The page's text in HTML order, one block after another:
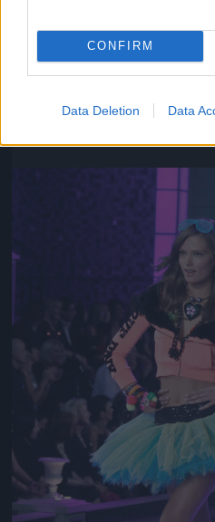
CONFIRM
Data Deletion Data
Az ő neve Chanel Iman
Fotó: Gregory Pace /
Jön